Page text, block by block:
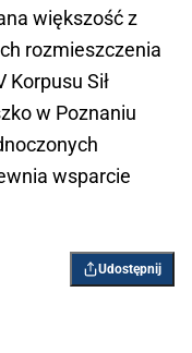
większość z
rozmieszczenia
Korpusu Sił
w Poznaniu
wsparcie
Udostępnij